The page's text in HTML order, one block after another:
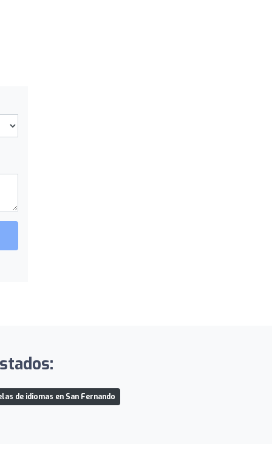
de idiomas en San Fernando